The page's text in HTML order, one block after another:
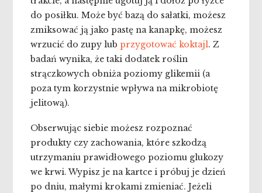
do posiłku. Może być bazą do sałatki, możesz
zmiksować ją jako pastę na kanapkę, możesz
wrzucić do zupy lubprzygotować koktajl. Z
badań wynika, że taki dodatek roślin
strączkowych obniża poziomy glikemii (a
poza tym korzystnie wpływa na mikrobiotę
jelitową).
Obserwując siebie możesz rozpoznać
produkty czy zachowania, które szkodzą
utrzymaniu prawidłowego poziomu glukozy
we krwi. Wypisz je na kartce i próbuj je dzień
po dniu, małymi krokami zmieniać. Jeżeli